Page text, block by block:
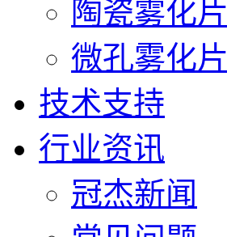
陶瓷雾化片
微孔雾化片
技术支持
行业资讯
冠杰新闻